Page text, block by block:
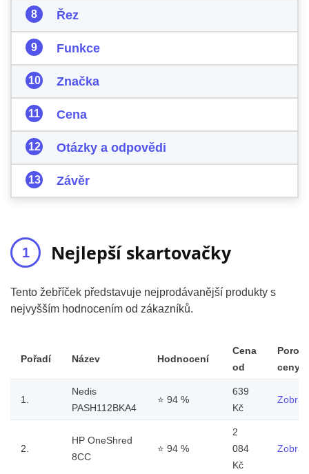
Řez
Funkce
Značka
Cena
Otázky a odpovědi
Závěr
Nejlepší skartovačky
Tento žebříček představuje nejprodávanější produkty s
nejvyšším hodnocením od zákazníků.
Pořadí Název Hodnocení
Cena
od
ceny
1.
Nedis
PASH112BKA4
⭐ 94 %
639
Kč
2.
HP OneShred
8CC
⭐ 94 %
2
084
Kč